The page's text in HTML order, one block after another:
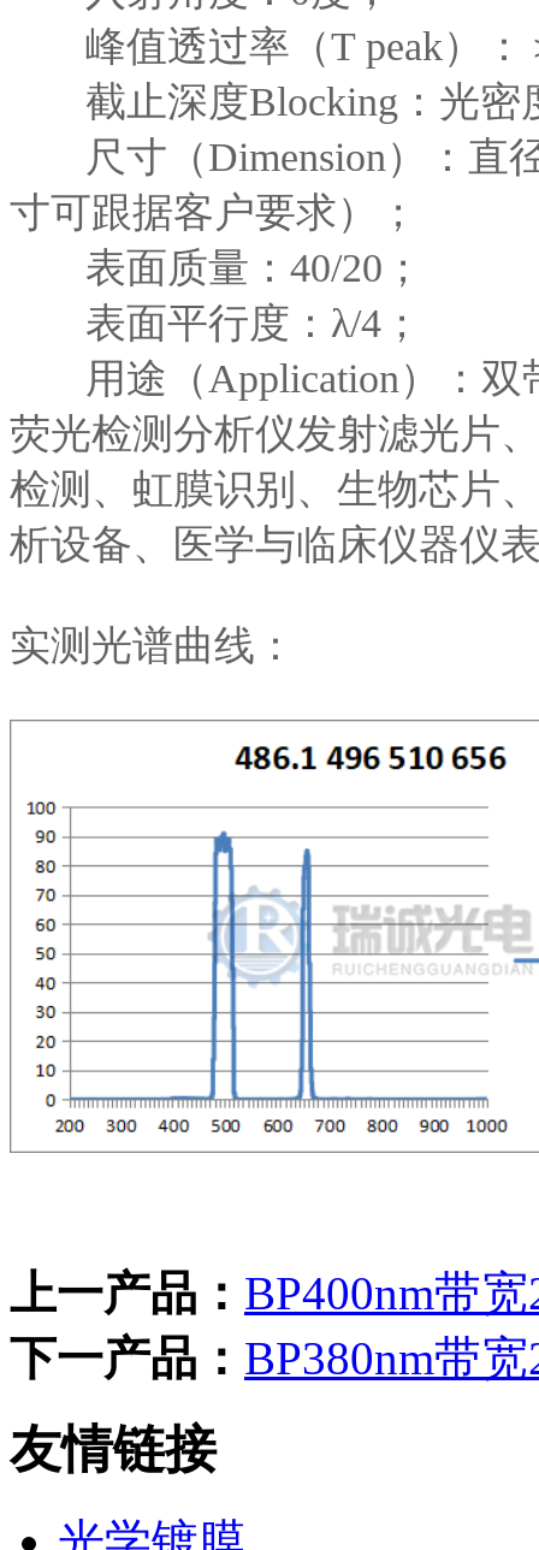
峰值透过率（T peak）：
截止深度Blocking：光密
尺寸（Dimension）：直
寸可跟据客户要求）；
表面质量：40/20；
表面平行度：λ/4；
用途（Application）：
荧光检测分析仪发射滤光片
检测、虹膜识别、生物芯片
析设备、医学与临床仪器仪
实测光谱曲线：
上一产品： BP400nm带
下一产品： BP380nm带
友情链接